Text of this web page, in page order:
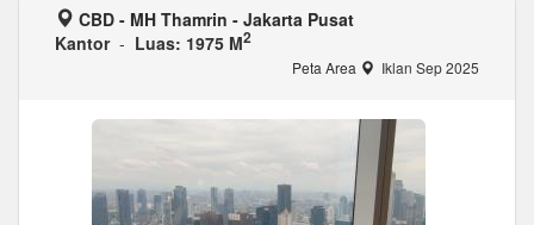
CBD - MH Thamrin - Jakarta Pusat
Kantor- Luas: 1975 M2
Peta Area Iklan Sep 2025